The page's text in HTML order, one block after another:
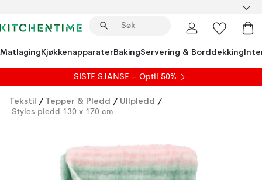
MatlagingKjøkkenapparaterBakingServering & Borddekking
SISTE SJANSE – Optil 50%
Tekstil / Tepper & Pledd / Ullpledd /
Styles pledd 130 x 170 cm